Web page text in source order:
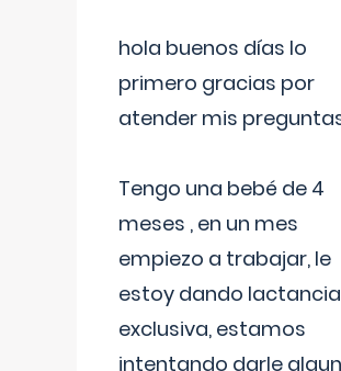
hola buenos días lo
primero gracias por
atender mis
Tengo una bebé de 4
meses , en un mes
empiezo a trabajar, le
estoy dando lactancia
exclusiva, estamos
intentando darle algun